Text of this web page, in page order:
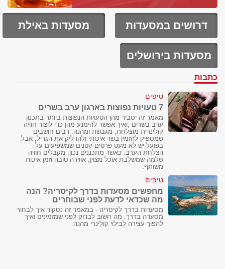
דרושים במסעדות מסעדות באילת
מסעדות בירושלים
כתבות
טיפים
7 טעויות נפוצות בארגון ערב בשרים
מאמר זה יסביר מהן הטעויות הנפוצות ביותר בתכנון
ערב בשרים ,ואיך אפשר להימנע מהן כדי ליצור חוויה
קולינרית מוצלחת, מגבשת ומהנה. רבים חושבים
שמספיק להזמין בשר איכותי ולהדליק את הגריל, אבל
בפועל יש לא מעט פרטים קטנים שמשפיעים על
הצלחת הערב. כאשר מתכננים נכון, מקבלים חוויה
שלמה שמשלבת אוכל מצוין, אווירה טובה וזמן איכות
משותף.
טיפים
מחפשים מסעדות בדרך לקיסריה? הנה
מה שכדאי לדעת לפני שבוחרים
מסעדות בדרך לקיסריה - במאמר זה נסקור איך לבחור
מסעדה בדרך, מה חשוב לבדוק לפני שמזמינים ואיך
להפוך עצירה לבילוי קולינרי מהנה.